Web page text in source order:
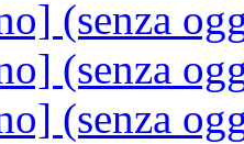
(senza
(senza
(senza